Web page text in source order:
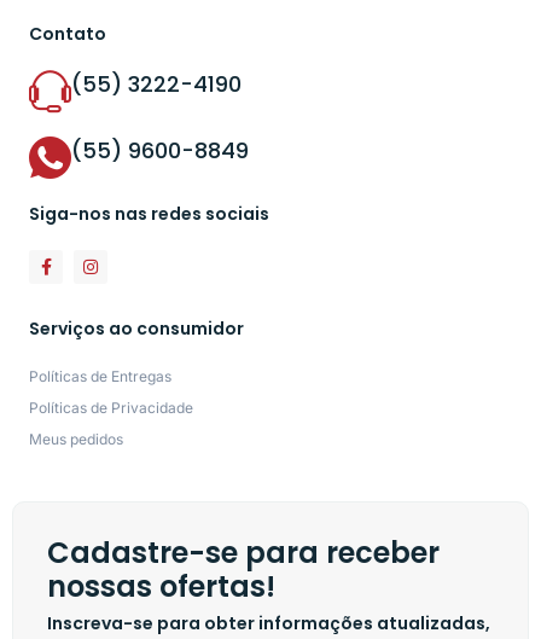
Contato
(55) 3222-4190
(55) 9600-8849
Siga-nos nas redes sociais
Serviços ao consumidor
Políticas de Entregas
Políticas de Privacidade
Meus pedidos
Cadastre-se para receber
nossas ofertas!
Inscreva-se para obter informações atualizadas,